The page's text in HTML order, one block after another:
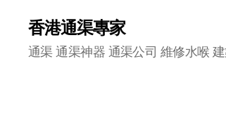
香港通渠專家
通渠 通渠神器 通渠公司 維修水喉